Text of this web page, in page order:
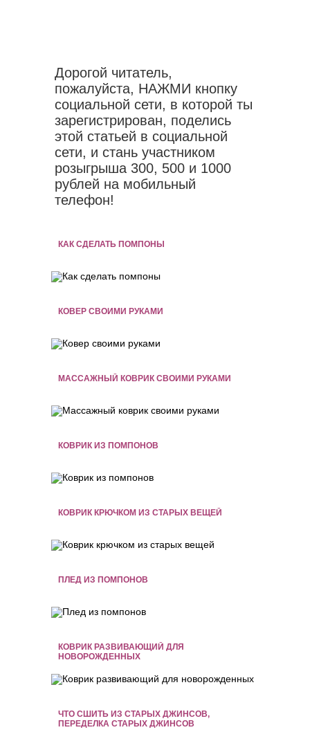
Дорогой читатель,
пожалуйста, НАЖМИ кнопку
социальной сети, в которой ты
зарегистрирован, поделись
этой статьей в социальной
сети, и стань участником
розыгрыша 300, 500 и 1000
рублей на мобильный
телефон!
КАК СДЕЛАТЬ ПОМПОНЫ
КОВЕР СВОИМИ РУКАМИ
МАССАЖНЫЙ КОВРИК СВОИМИ РУКАМИ
КОВРИК ИЗ ПОМПОНОВ
КОВРИК КРЮЧКОМ ИЗ СТАРЫХ ВЕЩЕЙ
ПЛЕД ИЗ ПОМПОНОВ
КОВРИК РАЗВИВАЮЩИЙ ДЛЯ
НОВОРОЖДЕННЫХ
ЧТО СШИТЬ ИЗ СТАРЫХ ДЖИНСОВ,
ПЕРЕДЕЛКА СТАРЫХ ДЖИНСОВ